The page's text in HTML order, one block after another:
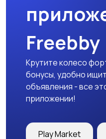
Freebby
Крутите колесо
бонусы, удобно
объявления - все
приложении!
Play Market